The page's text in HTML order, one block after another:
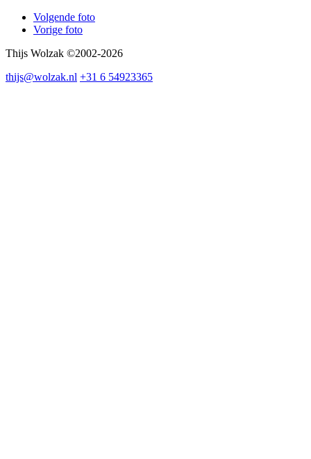
Volgende foto
Vorige foto
Thijs Wolzak ©2002-2026
thijs@wolzak.nl +31 6 54923365